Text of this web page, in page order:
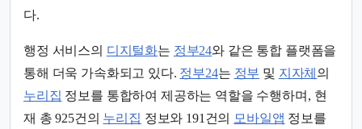
다.
행정 서비스의 디지털화는 정부24와 같은 통합 플랫폼을
통해 더욱 가속화되고 있다. 정부24는 정부 및 지자체 의
누리집 정보를 통합하여 제공하는 역할을 수행하며, 현
재 총 925건의 누리집 정보와 191건의 모바일앱 정보를